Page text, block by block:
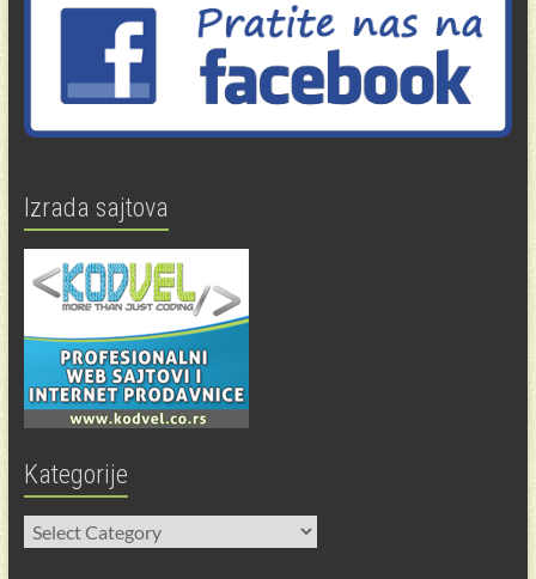
Izrada sajtova
Kategorije
Kategorije